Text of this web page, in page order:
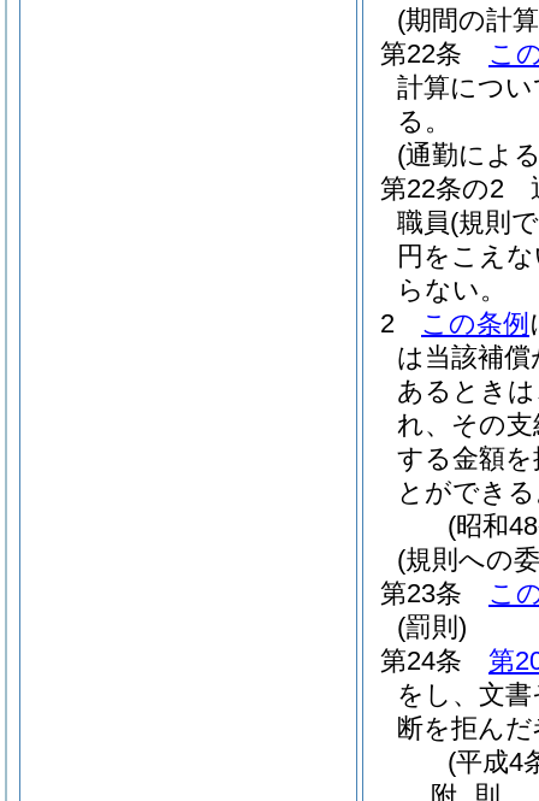
(期間の計
第22条
こ
計算につ
る。
(通勤によ
第22条の2
職員(規則
円をこえ
らない。
2
この条例
は当該補
あるとき
れ、その
する金額
とができ
(昭和
(規則への
第23条
こ
(罰則)
第24条
第
をし、文
断を拒ん
(平成4